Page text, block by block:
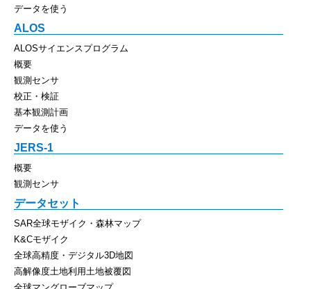
データを使う
ALOS
ALOSサイエンスプログラム
概要
観測センサ
校正・検証
基本観測計画
データを使う
JERS-1
概要
観測センサ
データセット
SAR全球モザイク・森林マップ
K&Cモザイク
全球高精度・デジタル3D地図
高解像度土地利用土地被覆図